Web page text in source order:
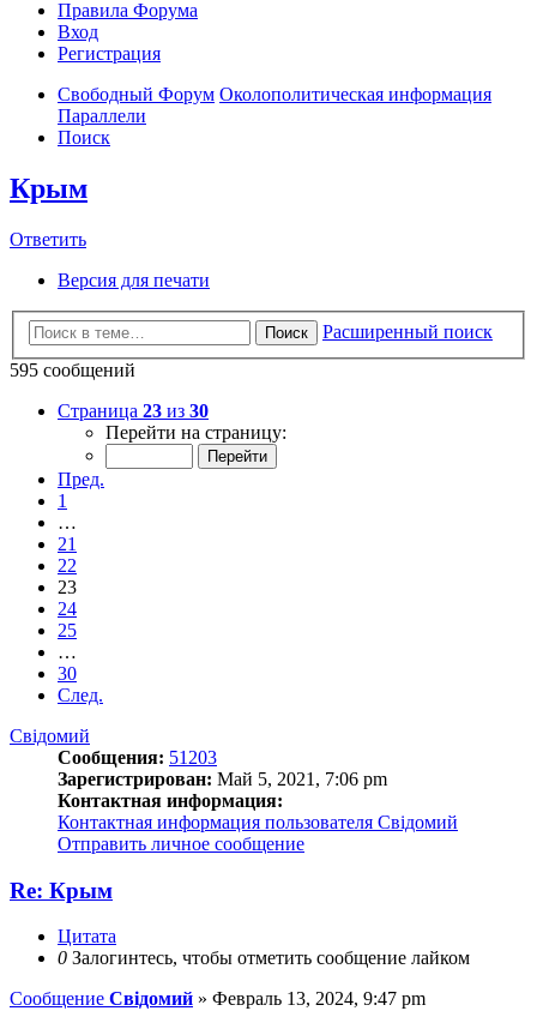
Правила Форума
Вход
Регистрация
Свободный Форум Околополитическая информация
Параллели
Поиск
Крым
Ответить
Версия для печати
Поиск
Расширенный поиск
595 сообщений
Страница 23 из 30
Перейти на страницу:
Пред.
1
…
21
22
23
24
25
…
30
След.
Свідомий
Сообщения: 51203
Зарегистрирован: Май 5, 2021, 7:06 pm
Контактная информация:
Контактная информация пользователя Свідомий
Отправить личное сообщение
Re: Крым
Цитата
0 Залогинтесь, чтобы отметить сообщение лайком
Сообщение Свідомий » Февраль 13, 2024, 9:47 pm